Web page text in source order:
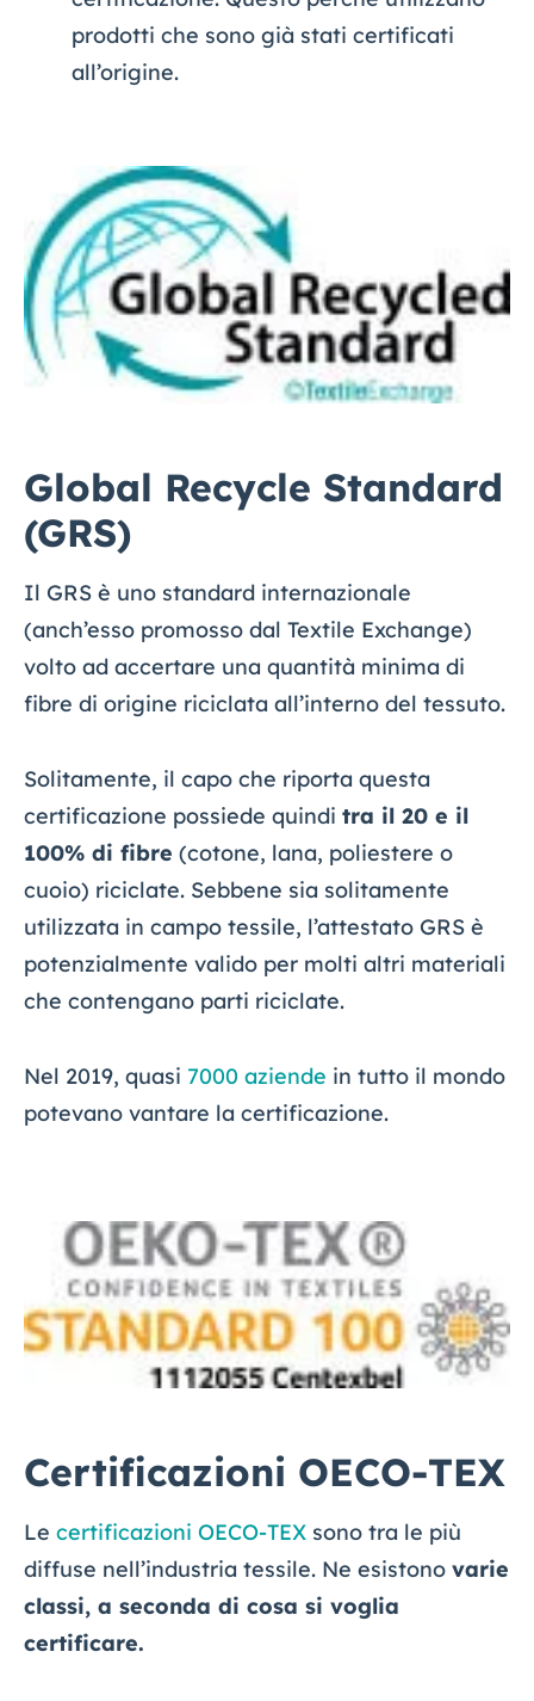
prodotti che sono già stati certificati
all’origine.
Global Recycle Standard
(GRS)
Il GRS è uno standard internazionale
(anch’esso promosso dal Textile Exchange)
volto ad accertare una quantità minima di
fibre di origine riciclata all’interno del tessuto.
Solitamente, il capo che riporta questa
certificazione possiede quindi tra il 20 e il
100% di fibre (cotone, lana, poliestere o
cuoio) riciclate. Sebbene sia solitamente
utilizzata in campo tessile, l’attestato GRS è
potenzialmente valido per molti altri materiali
che contengano parti riciclate.
Nel 2019, quasi 7000 aziende in tutto il mondo
potevano vantare la certificazione.
Certificazioni OECO-TEX
Le certificazioni OECO-TEX sono tra le più
diffuse nell’industria tessile. Ne esistono varie
classi, a seconda di cosa si voglia
certificare.